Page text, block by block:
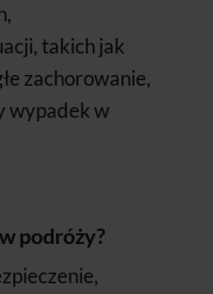
takich jak
zachorowanie,
wypadek w
podróży?